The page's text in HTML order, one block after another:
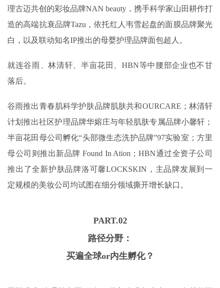
理古迈共创的彩妆品牌NAN beauty，携手科学家山田耕作打
造的高端抗衰品牌Tazu，依托红人韦雪起盘的面膜品牌聚光
白，以及联动知名IP推出的母婴护理品牌面包超人。
就连谷雨、林清轩、半亩花田、HBN等中腰部企业也不甘
落后。
谷雨推出青春肌科学护肤品牌肌肤共和OURCARE；林清轩
计划推出社区护理品牌华嫆庄与年轻肌肤专属品牌小馨轩；
半亩花田母公司孵化“头部微生态洗护品牌”97实验室；方里
母公司则推出新品牌 Found In Ation；HBN通过全资子公司
推出了全新护肤品牌洛可馨LOCKSKIN，主品牌发展到一
定规模的美妆公司均试图在细分领域撕开增长缺口。
PART.02
路径分野：
买遍全球or内生孵化？